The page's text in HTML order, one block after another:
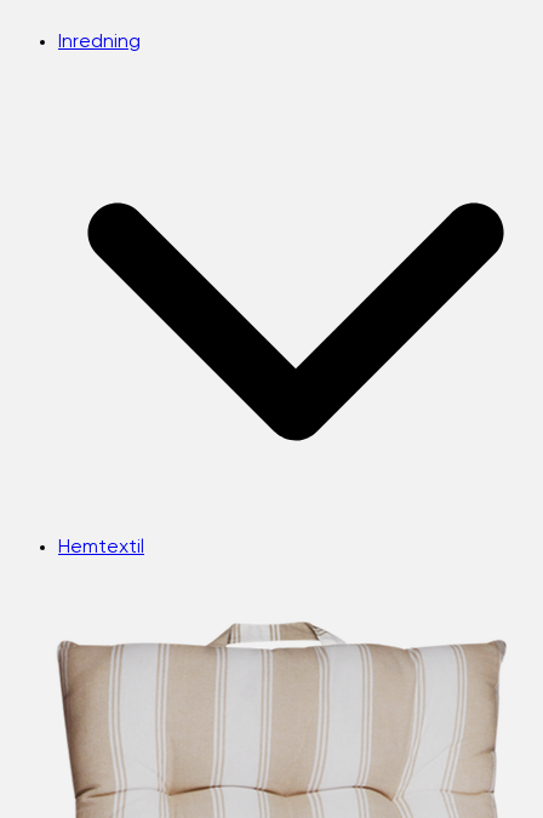
Inredning
Hemtextil